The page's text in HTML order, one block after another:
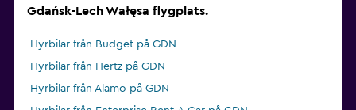
Gdańsk-Lech Wałęsa flygplats.
Hyrbilar från Budget på GDN
Hyrbilar från Hertz på GDN
Hyrbilar från Alamo på GDN